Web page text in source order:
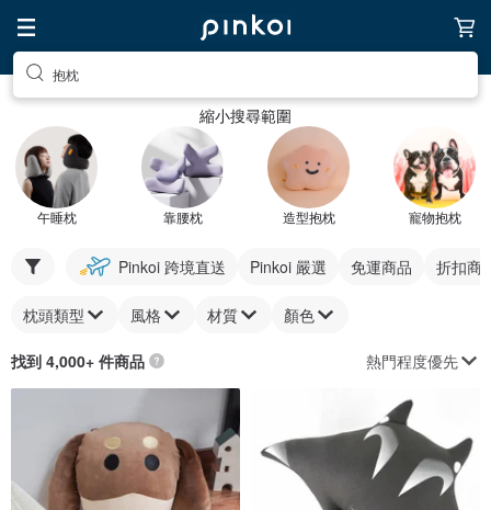
抱枕
縮小搜尋範圍
午睡枕 靠腰枕 造型抱枕 寵物抱枕
Pinkoi 跨境直送 Pinkoi 嚴選 免運商品 折扣商
枕頭類型 風格 材質 顏色
找到 4,000+ 件商品 熱門程度優先